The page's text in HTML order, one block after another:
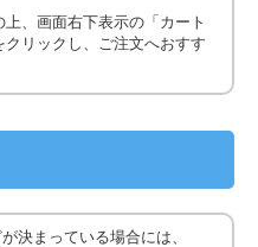
、画面右下表示の「カート
クリックし、ご注文へおすす
決まっている場合には、